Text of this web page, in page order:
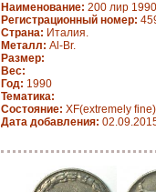
Наименование: 200 лир
Регистрационный номер:
Страна: Италия.
Металл: Al-Br.
Размер:
Вес:
Год: 1990
Тематика:
Состояние: XF(extremely fine)
Дата добавления: